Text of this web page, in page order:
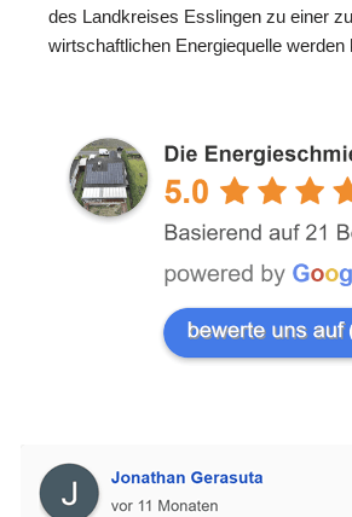
des Landkreises Esslingen zu einer
wirtschaftlichen Energiequelle werden